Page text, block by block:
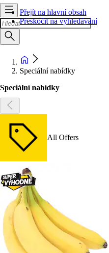
Přejít na hlavní obsah
Přeskočit na vyhledávání
Speciální nabídky
Speciální nabídky
All Offers